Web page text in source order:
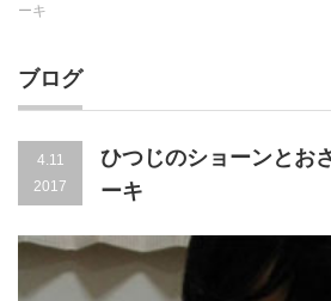
ーキ
ブログ
4.11
2017
ひつじのショーンとお
ーキ